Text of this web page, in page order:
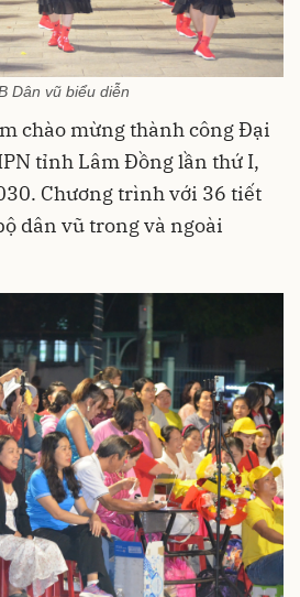
Dân vũ biểu diễn
chào mừng thành công Đại
tỉnh Lâm Đồng lần thứ I,
Chương trình với 36 tiết
dân vũ trong và ngoài